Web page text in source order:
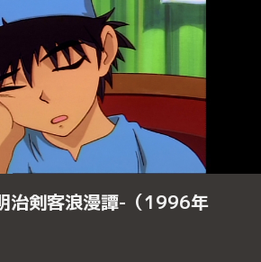
治剣客浪漫譚-（1996年